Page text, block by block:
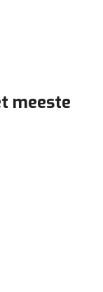
meeste